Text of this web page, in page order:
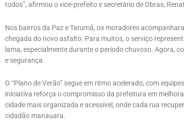
todos”, afirmou o vice-prefeito e secretário de Obras,
Nos bairros da Paz e Tarumã, os moradores
chegada do novo asfalto. Para muitos, o serviço
lama, especialmente durante o período chuvoso. Agora,
e segurança.
O “Plano de Verão” segue em ritmo acelerado, com
iniciativa reforça o compromisso da prefeitura em
cidade mais organizada e acessível, onde cada rua
cidadão manauara.